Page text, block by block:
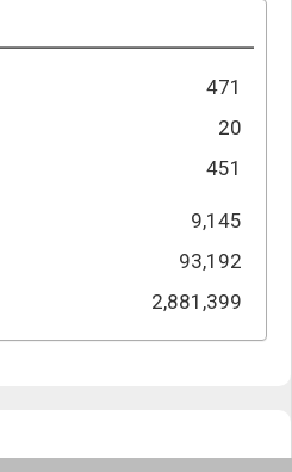
471
20
451
9,145
93,192
2,881,399